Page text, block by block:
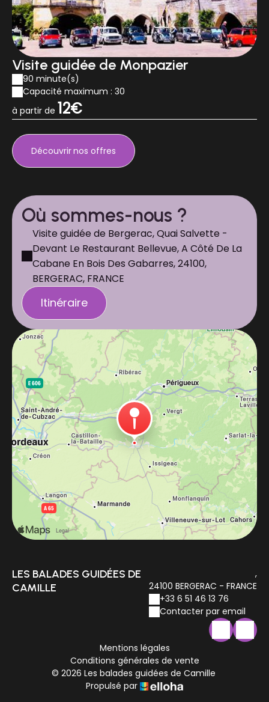
Visite guidée de Monpazier
90 minute(s)
Capacité maximum : 30
à partir de 12€
Découvrirnos offres
Où sommes-nous ?
Visite guidée de Bergerac, Quai Salvette -
Devant Le Restaurant Bellevue, A Côté De La
Cabane En Bois Des Gabarres, 24100,
BERGERAC, FRANCE
Itinéraire
LES BALADES GUIDÉES DE
CAMILLE
,
24100 BERGERAC - FRANCE
+33 6 51 46 13 76
Contacter par email
Mentions légales
Conditions générales de vente
© 2026 Les balades guidées de Camille
Propulsé par